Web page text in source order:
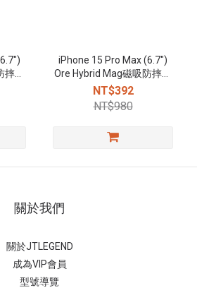
手
iPhone 15 Pro Max (6.7")
Ore Hybrid Mag磁吸防摔手
機殼-透白
NT$392
NT$980
關於我們
關於JTLEGEND
成為VIP會員
型號導覽